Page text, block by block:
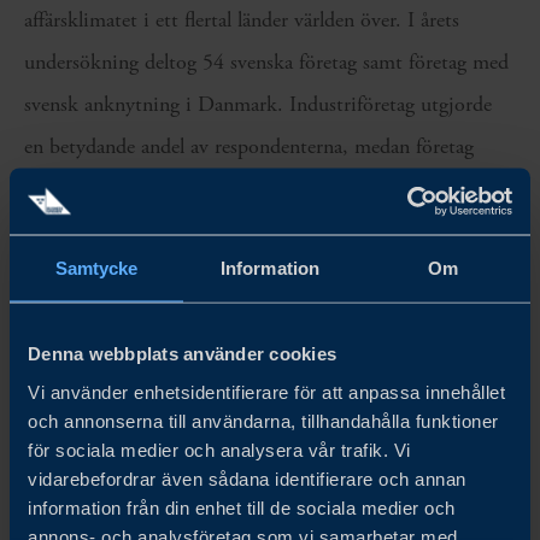
Samtycke Information Om
Denna webbplats använder cookies
Vi använder enhetsidentifierare för att anpassa innehållet
och annonserna till användarna, tillhandahålla funktioner
för sociala medier och analysera vår trafik. Vi
vidarebefordrar även sådana identifierare och annan
information från din enhet till de sociala medier och
annons- och analysföretag som vi samarbetar med.
affärsklimatet i ett flertal länder världen över. I årets
undersökning deltog 54 svenska företag samt företag med
svensk anknytning i Danmark. Industriföretag utgjorde
en betydande andel av respondenterna, medan företag
inom professionella tjänster och konsumentvaror också
utgjorde en betydande andel. De allra flesta har varit
verksamma i Danmark i över fem år.
som bidragit med insikter till denna rapport. Team
Sweden i Danmark hoppas att undersökningen kan
användas som underlag för fortsatt dialog med danska
myndigheter och andra relevanta intressenter.